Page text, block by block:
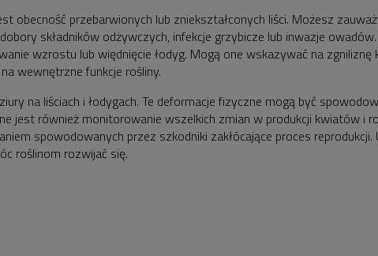
obecność przebarwionych lub zniekształconych liści. Możesz
składników odżywczych, infekcje grzybicze lub inwazje
wzrostu lub więdnięcie łodyg. Mogą one wskazywać na
wewnętrzne funkcje rośliny.
na liściach i łodygach. Te deformacje fizyczne mogą być
jest również monitorowanie wszelkich zmian w produkcji kwiatów i
spowodowanych przez szkodniki zakłócające proces
roślinom rozwijać się.